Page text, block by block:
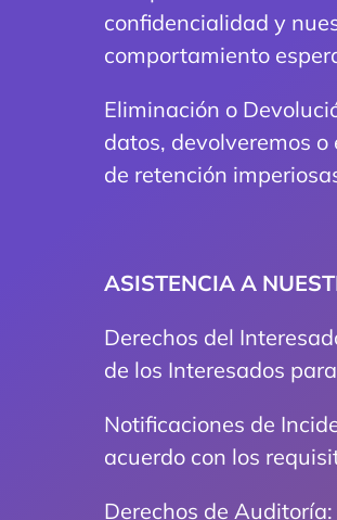
confidencialidad y
comportamiento
Eliminación o
datos, devolveremos
de retención
ASISTENCIA A
Derechos del
de los Interesados
Notificaciones de
acuerdo con los
Derechos de